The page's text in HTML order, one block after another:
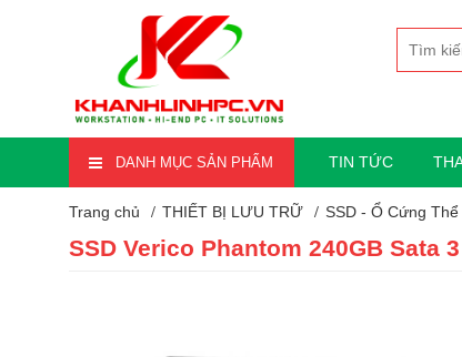
DANH MỤC SẢN PHẨM TIN TỨC
Trang chủ THIẾT BỊ LƯU TRỮ SSD - Ổ Cứng Thể
SSD Verico Phantom 240GB Sata 3